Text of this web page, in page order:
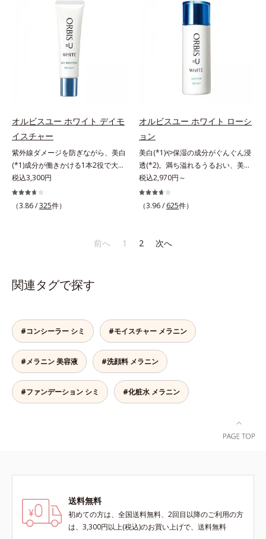
は配合されていません。
透明感を包括的にサポート。全方位
ケアのアプローチによって、肌本来
の輝きを生かして澄み渡る、輝き透
明肌を叶えます。L＝さっぱりタイ
プ（脂性肌～普通肌）M＝しっとり
タイプ（普通肌～乾性肌）*1 シ
ミ・ソバカスが肌表面にあらわれる
こと*2 メラニンの生成を抑え、シ
よる透明感のある肌*4 日本化粧品
業界で初めてメラニンの第三のルー
トに着目し、日本放射線影響学会第
53回大会で2010年10月に初めて発
表したこと*5 うるおいによる*6 メ
ラノサイトまで*7 L-アスコルビン
酸 2-グルコシド*8 L-アスコルビン
酸 2-グルコシド、パウダルコ樹皮エ
の理論を応用し、全方位的に肌の底
上げを図ります。さらに、シミと年
齢の関係に着目。点在するシミだけ
でなく、メラニンが蓄積しがちな年
齢肌の“メラニンメタボ(*2)”にアプ
ローチして、澄みわたる美肌を目指
します。*1 年齢を重ねた肌*2 メラ
ニンが過剰に生成する状態*3 メラ
を防ぐ*4 コラーゲン・トリペプチ
ド Ｆ
の理論を応用し、全方位的に肌の底
上げを図ります。さらに、シミと年
でなく、メラニンが蓄積しがちな年
齢肌の“メラニンメタボ(*2)”にアプ
ローチして、澄みわたる美肌を目指
します。*1 年齢を重ねた肌*2 メラ
ニンが過剰に生成する状態
オルビスユー ホワイト デイモ
イスチャー
紫外線ダメージを防ぎながら、美白
(*1)成分が働きかける1本2役で大人
の肌を守りぬく。若々しく透明感の
ある美肌を構成する要素と、年齢肌
(*2)のメラニン生成にアプローチし
ー」の理論を応用し、全方位的に肌
だけでなく、メラニンが蓄積しがち
な年齢肌の“メラニンメタボ(*3)”に
抑え、シミ・ソバカスを防ぐ*2 年
齢を重ねた肌*3 メラニンが過剰に
生成する状態
税込3,300円
（3.86 /325件）
オルビスユー ホワイト ローシ
ョン
美白(*1)や保湿の成分がぐんぐん浸
透(*2)。満ち溢れるうるおい、美肌
がやみつきに。若々しく透明感のあ
る美肌を構成する要素と、年齢肌
(*3)のメラニン生成にアプローチし
ー」の理論を応用し、全方位的に肌
抑え、シミ・ソバカスを防ぐ*2 角
層まで*3 年齢を重ねた肌*4 メラニ
ンが過剰に生成する状態
税込2,970円～
（3.96 / 625件）
前へ 1 2 次へ
関連タグで探す
#コンシーラー シミ #モイスチャー メラニン
#メラニン 美容液 #洗顔料 メラニン
#ファンデーション シミ #化粧水 メラニン
送料無料
初めての方は、全国送料無料、2回目以降のご利用の方
は、3,300円以上(税込)のお買い上げで、送料無料